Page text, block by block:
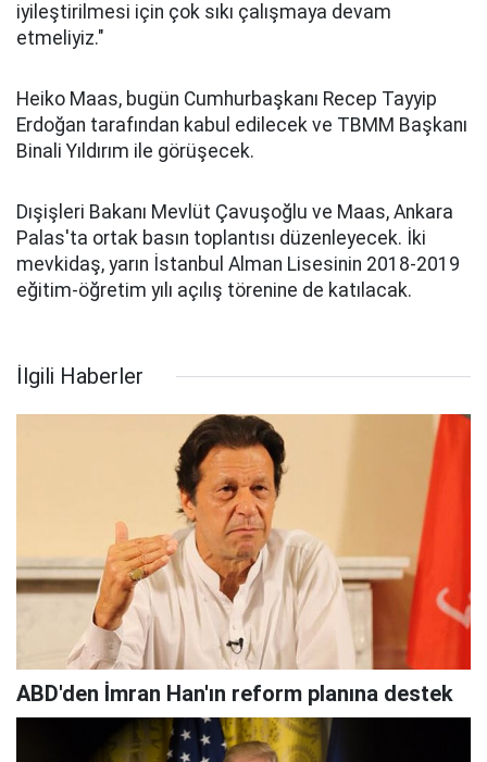
iyileştirilmesi için çok sıkı çalışmaya devam
etmeliyiz."
Heiko Maas, bugün Cumhurbaşkanı Recep Tayyip
Erdoğan tarafından kabul edilecek ve TBMM Başkanı
Binali Yıldırım ile görüşecek.
Dışişleri Bakanı Mevlüt Çavuşoğlu ve Maas, Ankara
Palas'ta ortak basın toplantısı düzenleyecek. İki
mevkidaş, yarın İstanbul Alman Lisesinin 2018-2019
eğitim-öğretim yılı açılış törenine de katılacak.
İlgili Haberler
ABD'den İmran Han'ın reform planına destek